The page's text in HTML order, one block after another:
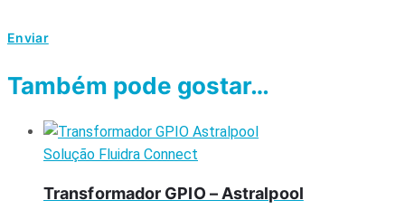
Também pode gostar…
Solução Fluidra Connect
Transformador GPIO – Astralpool